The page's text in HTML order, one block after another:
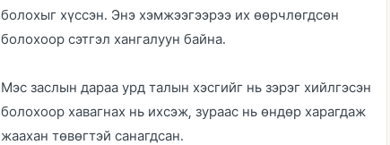
болохыг хүссэн. Энэ хэмжээгээрээ их өөрчлөгдсөн
болохоор сэтгэл хангалуун байна.
Мэс заслын дараа урд талын хэсгийг нь зэрэг хийлгэсэн
болохоор хавагнах нь ихсэж, зураас нь өндөр харагдаж
жаахан төвөгтэй санагдсан.